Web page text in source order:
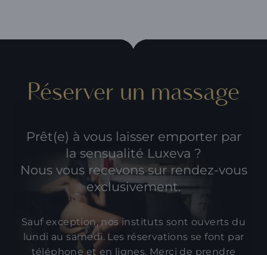
Réserver un massage
Prêt(e) à vous laisser emporter par
la sensualité Luxeva ?
Nous vous recevons sur rendez-vous
exclusivement.
Sauf exception, nos instituts sont ouverts du
lundi au samedi. Les réservations se font par
téléphone et en lignes. Merci de prendre